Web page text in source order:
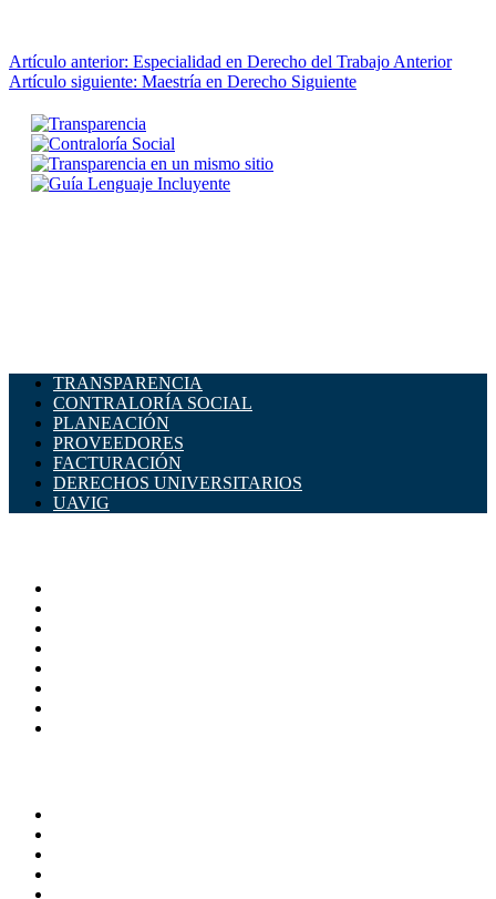
Artículo anterior: Especialidad en Derecho del Trabajo Anterior
Artículo siguiente: Maestría en Derecho Siguiente
TRANSPARENCIA
CONTRALORÍA SOCIAL
PLANEACIÓN
PROVEEDORES
FACTURACIÓN
DERECHOS UNIVERSITARIOS
UAVIG